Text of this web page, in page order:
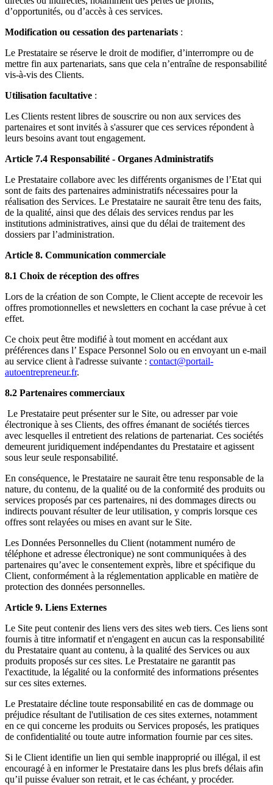
d’opportunités, ou d’accès à ces services.
Modification ou cessation des partenariats :
Le Prestataire se réserve le droit de modifier, d’interrompre ou de
mettre fin aux partenariats, sans que cela n’entraîne de responsabilité
vis-à-vis des Clients.
Utilisation facultative :
Les Clients restent libres de souscrire ou non aux services des
partenaires et sont invités à s'assurer que ces services répondent à
leurs besoins avant tout engagement.
Article 7.4 Responsabilité - Organes Administratifs
Le Prestataire collabore avec les différents organismes de l’Etat qui
sont de faits des partenaires administratifs nécessaires pour la
réalisation des Services. Le Prestataire ne saurait être tenu des faits,
de la qualité, ainsi que des délais des services rendus par les
institutions administratives, ainsi que du délai de traitement des
dossiers par l’administration.
Article 8. Communication commerciale
8.1 Choix de réception des offres
Lors de la création de son Compte, le Client accepte de recevoir les
offres promotionnelles et newsletters en cochant la case prévue à cet
effet.
Ce choix peut être modifié à tout moment en accédant aux
préférences dans l’ Espace Personnel Solo ou en envoyant un e-mail
au service client à l'adresse suivante : contact@portail-
autoentrepreneur.fr.
8.2 Partenaires commerciaux
Le Prestataire peut présenter sur le Site, ou adresser par voie
électronique à ses Clients, des offres émanant de sociétés tierces
avec lesquelles il entretient des relations de partenariat. Ces sociétés
demeurent juridiquement indépendantes du Prestataire et agissent
sous leur seule responsabilité.
En conséquence, le Prestataire ne saurait être tenu responsable de la
nature, du contenu, de la qualité ou de la conformité des produits ou
services proposés par ces partenaires, ni des dommages directs ou
indirects pouvant résulter de leur utilisation, y compris lorsque ces
offres sont relayées ou mises en avant sur le Site.
Les Données Personnelles du Client (notamment numéro de
téléphone et adresse électronique) ne sont communiquées à des
partenaires qu’avec le consentement exprès, libre et spécifique du
Client, conformément à la réglementation applicable en matière de
protection des données personnelles.
Article 9. Liens Externes
Le Site peut contenir des liens vers des sites web tiers. Ces liens sont
fournis à titre informatif et n'engagent en aucun cas la responsabilité
du Prestataire quant au contenu, à la qualité des Services ou aux
produits proposés sur ces sites. Le Prestataire ne garantit pas
l'exactitude, la légalité ou la conformité des informations présentes
sur ces sites externes.
Le Prestataire décline toute responsabilité en cas de dommage ou
préjudice résultant de l'utilisation de ces sites externes, notamment
en ce qui concerne les produits ou Services proposés, les pratiques
de confidentialité ou toute autre information fournie par ces sites.
Si le Client identifie un lien qui semble inapproprié ou illégal, il est
encouragé à en informer le Prestataire dans les plus brefs délais afin
qu’il puisse évaluer son retrait, et le cas échéant, y procéder.